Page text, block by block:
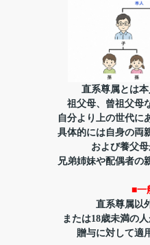
直系尊属とは本
祖父母、曾祖父母
自分より上の世代に
具体的には自身の両
および養父母
兄弟姉妹や配偶者の
■一
直系尊属以
または18歳未満の
贈与に対して適